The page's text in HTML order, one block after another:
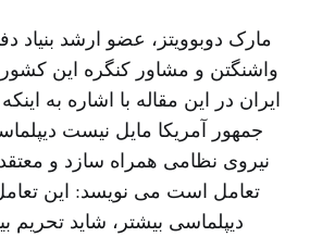
مارک دوبوویتز، عضو ارشد بنیاد
واشنگتن و مشاور کنگره این
ایران در این مقاله با اشاره به
جمهور آمریکا مایل نیست
نیروی نظامی همراه سازد و
تعامل است می نویسد: این
دیپلماسی بیشتر، شاید